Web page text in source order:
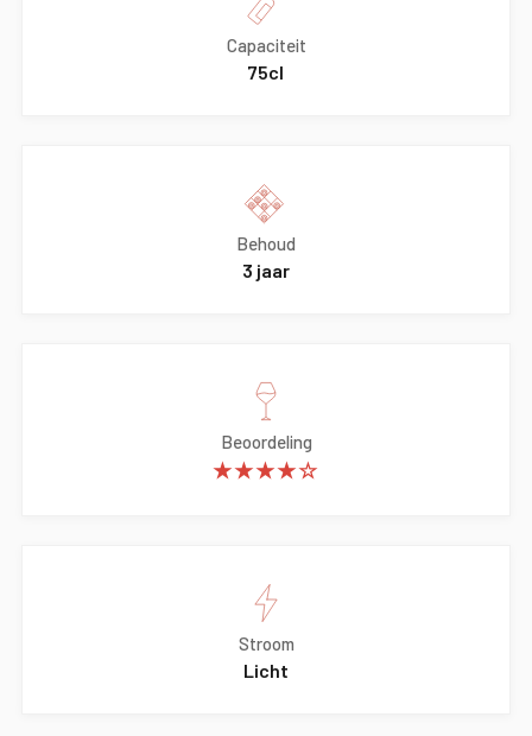
Capaciteit
75cl
Behoud
3 jaar
Beoordeling
★★★★☆
Stroom
Licht